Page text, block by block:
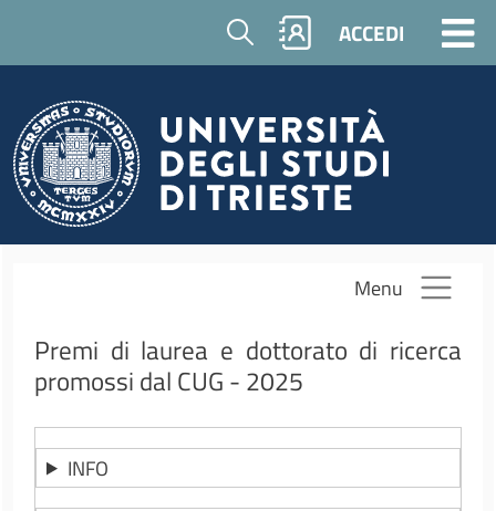
Salta al contenuto principale
Cerca ACCEDI
Menu
Premi di laurea e dottorato di ricerca
promossi dal CUG - 2025
INFO